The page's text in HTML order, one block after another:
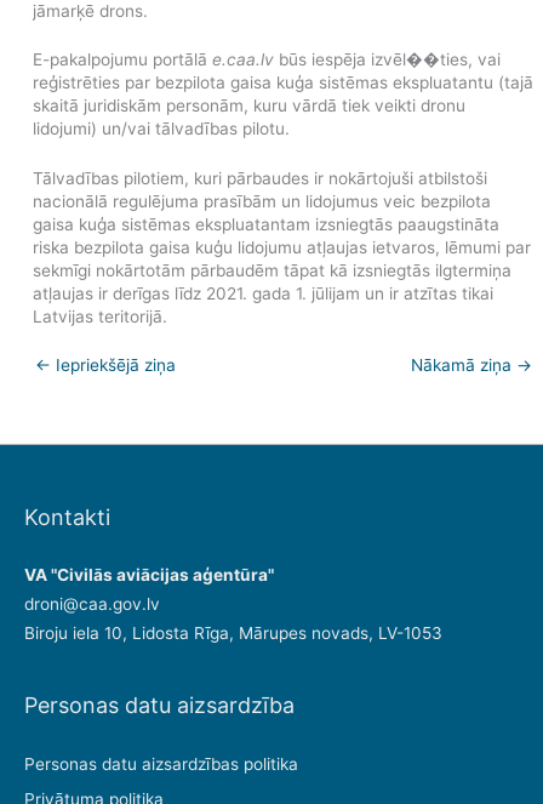
jāmarķē drons.
E-pakalpojumu portālāe.caa.lv būs iespēja izvēl��ties, vai
reģistrēties par bezpilota gaisa kuģa sistēmas ekspluatantu (tajā
skaitā juridiskām personām, kuru vārdā tiek veikti dronu
lidojumi) un/vai tālvadības pilotu.
Tālvadības pilotiem, kuri pārbaudes ir nokārtojuši atbilstoši
nacionālā regulējuma prasībām un lidojumus veic bezpilota
gaisa kuģa sistēmas ekspluatantam izsniegtās paaugstināta
riska bezpilota gaisa kuģu lidojumu atļaujas ietvaros, lēmumi par
sekmīgi nokārtotām pārbaudēm tāpat kā izsniegtās ilgtermiņa
atļaujas ir derīgas līdz 2021. gada 1. jūlijam un ir atzītas tikai
Latvijas teritorijā.
← Iepriekšējā ziņa Nākamā ziņa →
Kontakti
VA "Civilās aviācijas aģentūra"
droni@caa.gov.lv
Biroju iela 10, Lidosta Rīga, Mārupes novads, LV-1053
Personas datu aizsardzība
Personas datu aizsardzības politika
Privātuma politika